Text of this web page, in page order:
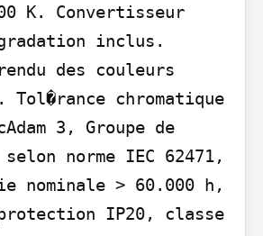
K. Convertisseur
inclus.
des couleurs
Tol�rance chromatique
3, Groupe de
selon norme IEC 62471,
nominale > 60.000 h,
IP20, classe